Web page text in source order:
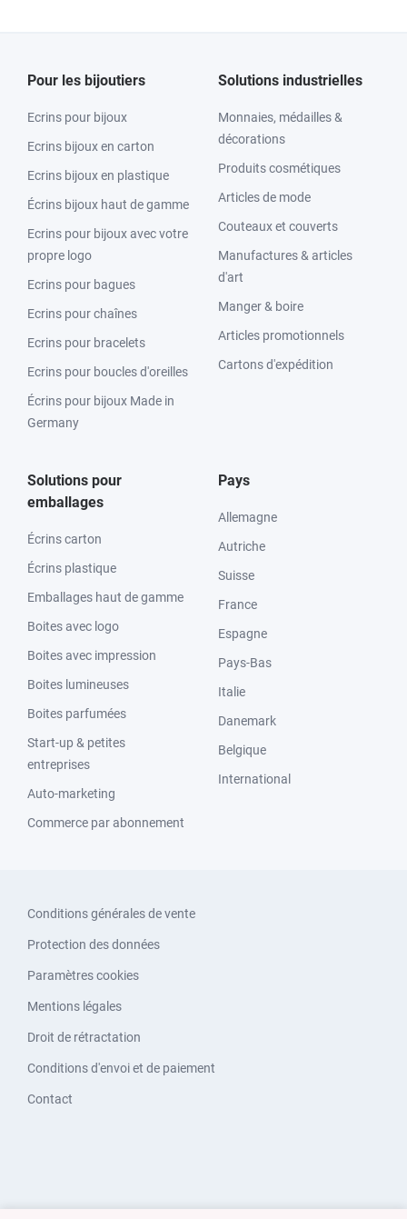
Pour les bijoutiers
Ecrins pour bijoux
Ecrins bijoux en carton
Ecrins bijoux en plastique
Écrins bijoux haut de gamme
Ecrins pour bijoux avec votre
propre logo
Ecrins pour bagues
Ecrins pour chaînes
Ecrins pour bracelets
Ecrins pour boucles d'oreilles
Écrins pour bijoux Made in
Germany
Solutions industrielles
Monnaies, médailles &
décorations
Produits cosmétiques
Articles de mode
Couteaux et couverts
Manufactures & articles
d'art
Manger & boire
Articles promotionnels
Cartons d'expédition
Solutions pour
emballages
Écrins carton
Écrins plastique
Emballages haut de gamme
Boites avec logo
Boites avec impression
Boites lumineuses
Boites parfumées
Start-up & petites
entreprises
Auto-marketing
Commerce par abonnement
Pays
Allemagne
Autriche
Suisse
France
Espagne
Pays-Bas
Italie
Danemark
Belgique
International
Conditions générales de vente
Protection des données
Paramètres cookies
Mentions légales
Droit de rétractation
Conditions d'envoi et de paiement
Contact